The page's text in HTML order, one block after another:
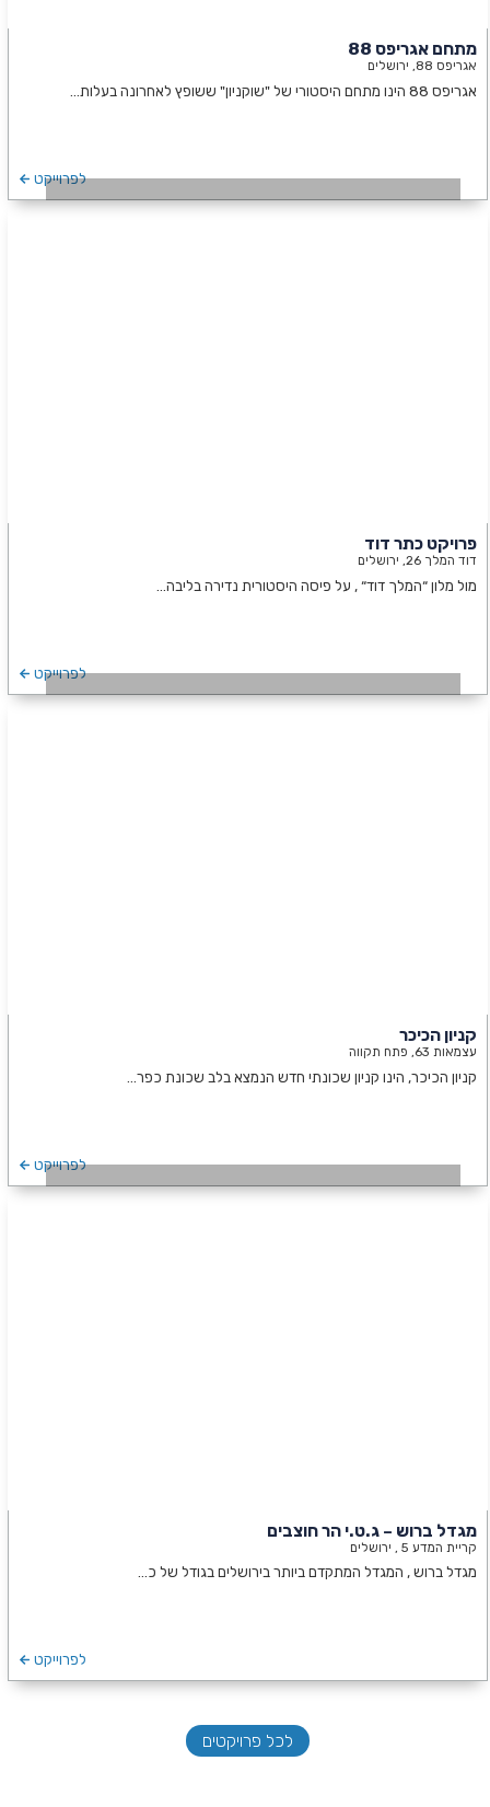
מתחם אגריפס 88
אגריפס 88, ירושלים
אגריפס 88 הינו מתחם היסטורי של "שוקניון" ששופץ לאחרונה בעלות…
לפרוייקט
פרויקט כתר דוד
דוד המלך 26, ירושלים
מול מלון “המלך דוד“ , על פיסה היסטורית נדירה בליבה…
לפרוייקט
קניון הכיכר
עצמאות 63, פתח תקווה
קניון הכיכר, הינו קניון שכונתי חדש הנמצא בלב שכונת כפר…
לפרוייקט
מגדל ברוש – ג.ט.י הר חוצבים
קריית המדע 5 , ירושלים
מגדל ברוש , המגדל המתקדם ביותר בירושלים בגודל של כ…
לפרוייקט
לכל פרויקטים